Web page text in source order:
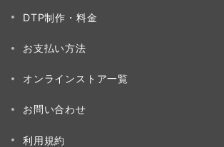
DTP制作・料金
お支払い方法
オンラインストア一覧
お問い合わせ
利用規約